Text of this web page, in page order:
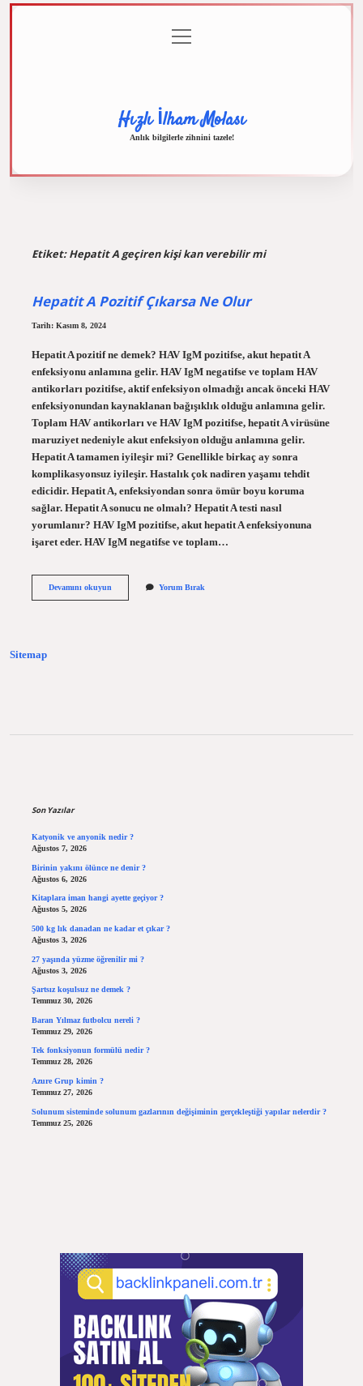
menüyü
aç
Hızlı İlham Molası
Anlık bilgilerle zihnini tazele!
Etiket:Hepatit A geçiren kişi kan verebilir mi
Hepatit A Pozitif Çıkarsa Ne Olur
Tarih: Kasım 8, 2024
Hepatit A pozitif ne demek? HAV IgM pozitifse, akut hepatit A
enfeksiyonu anlamına gelir. HAV IgM negatifse ve toplam HAV
antikorları pozitifse, aktif enfeksiyon olmadığı ancak önceki HAV
enfeksiyonundan kaynaklanan bağışıklık olduğu anlamına gelir.
Toplam HAV antikorları ve HAV IgM pozitifse, hepatit A virüsüne
maruziyet nedeniyle akut enfeksiyon olduğu anlamına gelir.
Hepatit A tamamen iyileşir mi? Genellikle birkaç ay sonra
komplikasyonsuz iyileşir. Hastalık çok nadiren yaşamı tehdit
edicidir. Hepatit A, enfeksiyondan sonra ömür boyu koruma
sağlar. Hepatit A sonucu ne olmalı? Hepatit A testi nasıl
yorumlanır? HAV IgM pozitifse, akut hepatit A enfeksiyonuna
işaret eder. HAV IgM negatifse ve toplam…
Devamını okuyunHepatit
Yorum Bırak
Sitemap
Son Yazılar
Katyonik ve anyonik nedir ?
Ağustos 7, 2026
Birinin yakını ölünce ne denir ?
Ağustos 6, 2026
Kitaplara iman hangi ayette geçiyor ?
Ağustos 5, 2026
500 kg lık danadan ne kadar et çıkar ?
Ağustos 3, 2026
27 yaşında yüzme öğrenilir mi ?
Ağustos 3, 2026
Şartsız koşulsuz ne demek ?
Temmuz 30, 2026
Baran Yılmaz futbolcu nereli ?
Temmuz 29, 2026
Tek fonksiyonun formülü nedir ?
Temmuz 28, 2026
Azure Grup kimin ?
Temmuz 27, 2026
Solunum sisteminde solunum gazlarının değişiminin gerçekleştiği yapılar nelerdir ?
Temmuz 25, 2026